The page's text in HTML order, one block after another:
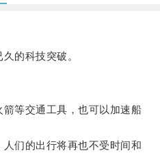
的科技突破。
等交通工具，也可以加速船
们的出行将再也不受时间和